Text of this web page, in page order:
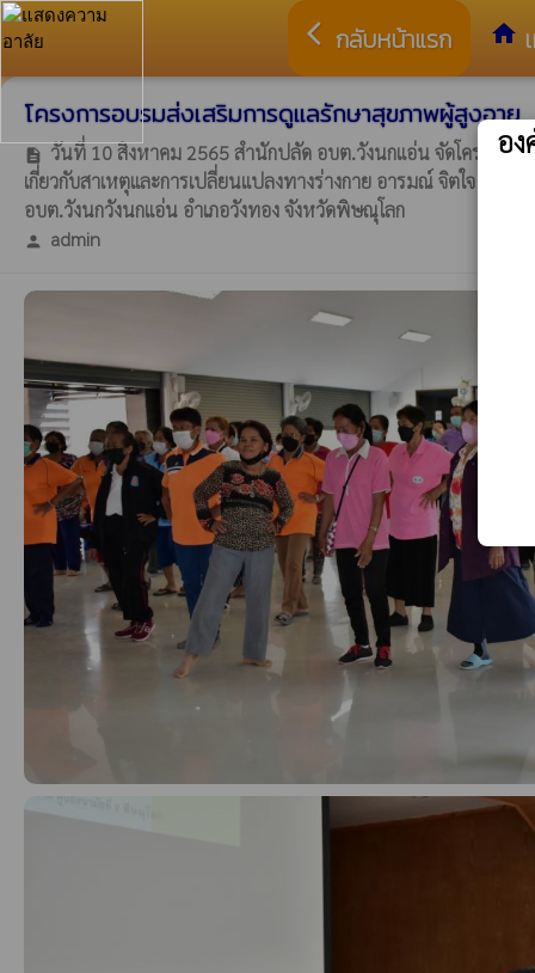
arrow_back_ios กลับหน้าแรก home
โครงการอบรมส่งเสริมการดูแลรักษาสุขภาพผู้สูงอายุ
description วันที่ 10 สิงหาคม 2565 สำนักปลัด อบต.วังนกแอ่น จัดโครงการ
เกี่ยวกับสาเหตุและการเปลี่ยนแปลงทางร่างกาย อารมณ์ จิตใจ กา
อบต.วังนกวังนกแอ่น อำเภอวังทอง จังหวัดพิษณุโลก
person admin
อ